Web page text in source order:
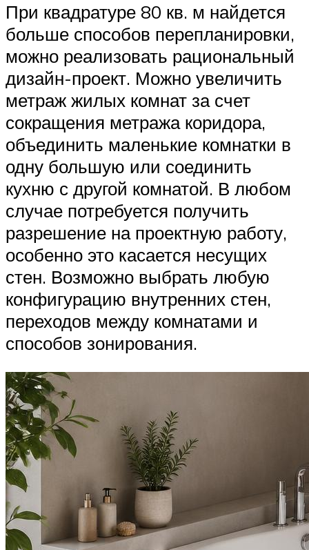
При квадратуре 80 кв. м найдется
больше способов перепланировки,
можно реализовать рациональный
дизайн-проект. Можно увеличить
метраж жилых комнат за счет
сокращения метража коридора,
объединить маленькие комнатки в
одну большую или соединить
кухню с другой комнатой. В любом
случае потребуется получить
разрешение на проектную работу,
особенно это касается несущих
стен. Возможно выбрать любую
конфигурацию внутренних стен,
переходов между комнатами и
способов зонирования.